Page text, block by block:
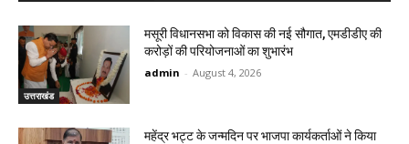
उत्तराखंड
मसूरी विधानसभा को विकास की नई सौगात, एमडीडीए की
करोड़ों की परियोजनाओं का शुभारंभ
admin - August 4, 2026
महेंद्र भट्ट के जन्मदिन पर भाजपा कार्यकर्ताओं ने किया